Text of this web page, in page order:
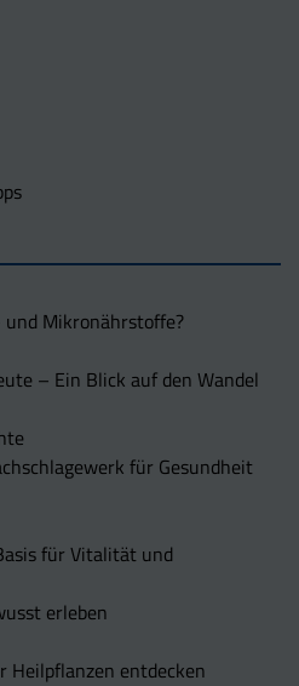
Mikronährstoffe?
– Ein Blick auf den Wandel
für Gesundheit
für Vitalität und
erleben
Heilpflanzen entdecken